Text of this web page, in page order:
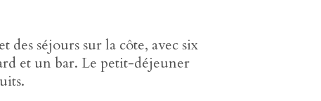
séjours sur la côte, avec six
et un bar. Le petit-déjeuner